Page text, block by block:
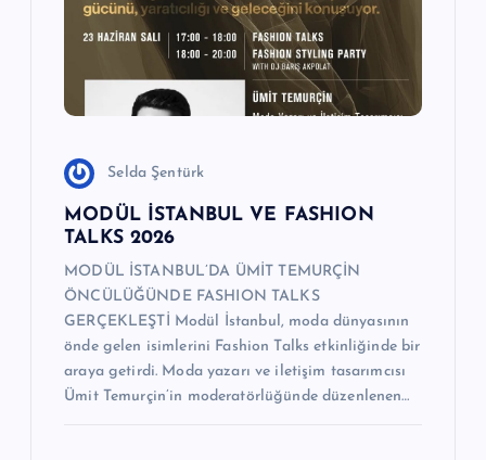
Selda Şentürk
MODÜL İSTANBUL VE FASHION
TALKS 2026
MODÜL İSTANBUL’DA ÜMİT TEMURÇİN
ÖNCÜLÜĞÜNDE FASHION TALKS
GERÇEKLEŞTİ Modül İstanbul, moda dünyasının
önde gelen isimlerini Fashion Talks etkinliğinde bir
araya getirdi. Moda yazarı ve iletişim tasarımcısı
Ümit Temurçin’in moderatörlüğünde düzenlenen…